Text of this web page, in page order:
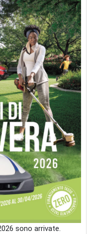
sono arrivate.